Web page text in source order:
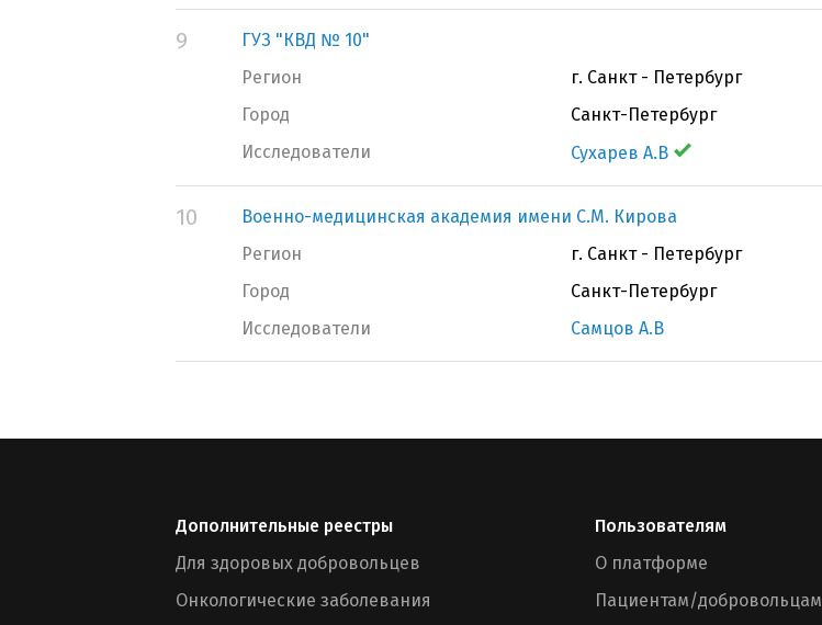
9
ГУЗ "КВД № 10"
Регион
г. Санкт - Петербург
Город
Санкт-Петербург
Исследователи
Сухарев А.В
10
Военно-медицинская академия имени С.М. Кирова
Регион
г. Санкт - Петербург
Город
Санкт-Петербург
Исследователи
Самцов А.В
Дополнительные реестры
Для здоровых добровольцев
Онкологические заболевания
Пользователям
О платформе
Пациентам/добровольцам